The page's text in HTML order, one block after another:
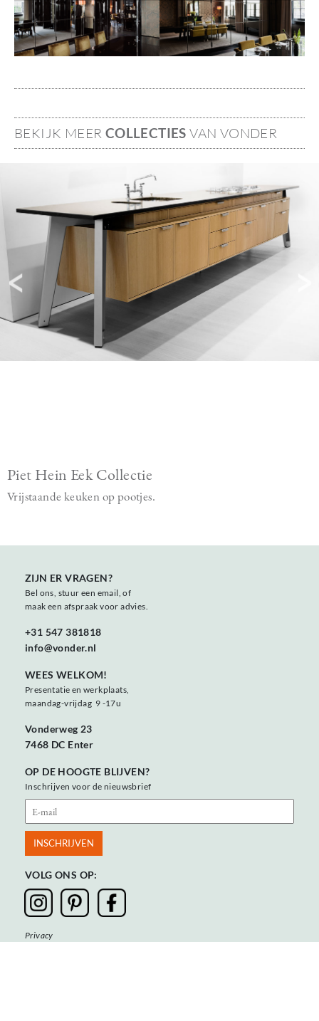
BEKIJK MEER COLLECTIES VAN VONDER
Piet Hein Eek Collectie
Vrijstaande keuken op pootjes.
ZIJN ER VRAGEN?
Bel ons, stuur een email, of
maak een afspraak voor advies.
+31 547 381818
info@vonder.nl
WEES WELKOM!
Presentatie en werkplaats,
maandag-vrijdag 9 -17u
Vonderweg 23
7468 DC Enter
OP DE HOOGTE BLIJVEN?
Inschrijven voor de nieuwsbrief
VOLG ONS OP:
Privacy